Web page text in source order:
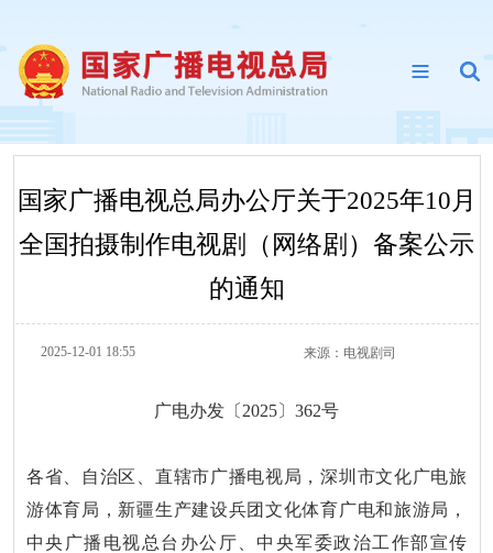
国家广播电视总局办公厅关于2025年10月
全国拍摄制作电视剧（网络剧）备案公示
的通知
2025-12-01 18:55 来源： 电视剧司
广电办发〔2025〕362号
各省、自治区、直辖市广播电视局，深圳市文化广电旅
游体育局，新疆生产建设兵团文化体育广电和旅游局，
中央广播电视总台办公厅、中央军委政治工作部宣传